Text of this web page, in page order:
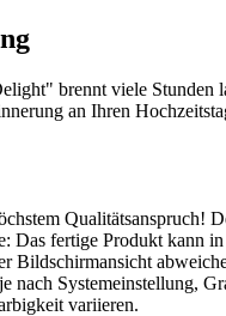
brennt viele Stunden
an Ihren
Qualitätsanspruch!
Das fertige Produkt kann in
Bildschirmansicht
nach Systemeinstellung,
variieren.